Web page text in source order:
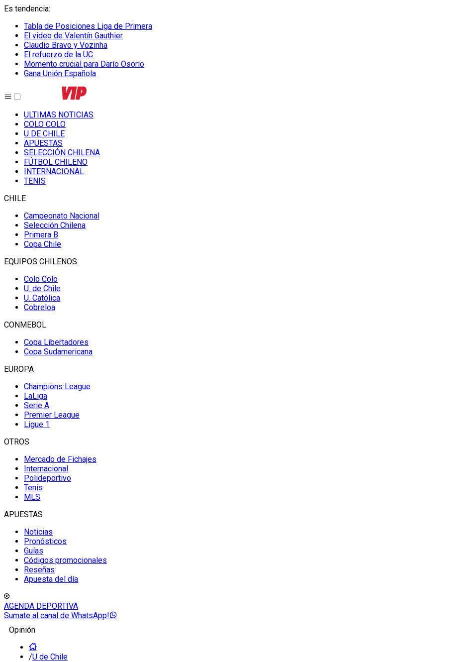
Es tendencia:
Tabla de Posiciones Liga de Primera
El video de Valentín Gauthier
Claudio Bravo y Vozinha
El refuerzo de la UC
Momento crucial para Darío Osorio
Gana Unión Española
ULTIMAS NOTICIAS
COLO COLO
U DE CHILE
APUESTAS
SELECCIÓN CHILENA
FÚTBOL CHILENO
INTERNACIONAL
TENIS
CHILE
Campeonato Nacional
Selección Chilena
Primera B
Copa Chile
EQUIPOS CHILENOS
Colo Colo
U. de Chile
U. Católica
Cobreloa
CONMEBOL
Copa Libertadores
Copa Sudamericana
EUROPA
Champions League
LaLiga
Serie A
Premier League
Ligue 1
OTROS
Mercado de Fichajes
Internacional
Polideportivo
Tenis
MLS
APUESTAS
Noticias
Pronósticos
Guías
Códigos promocionales
Reseñas
Apuesta del día
AGENDA DEPORTIVA
Sumate al canal de WhatsApp!
Opinión
/U de Chile